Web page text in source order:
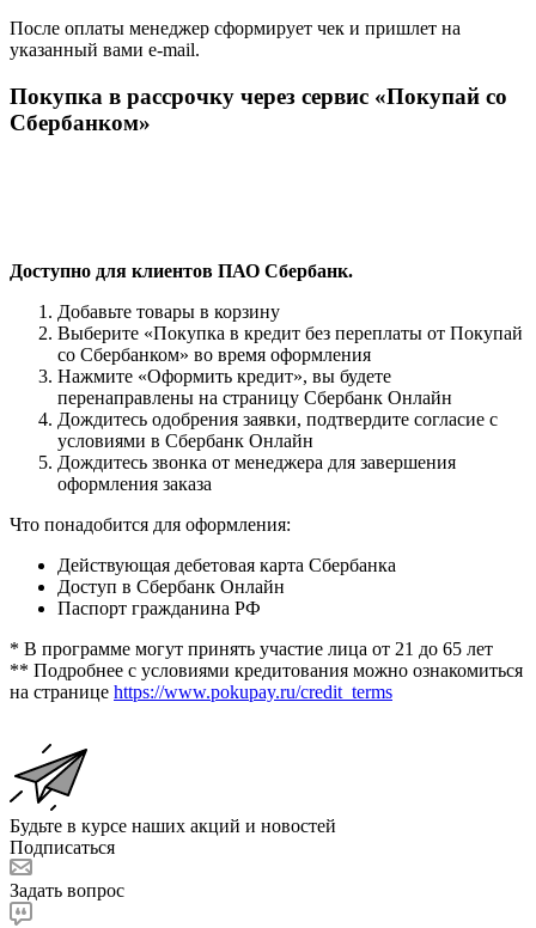
После оплаты менеджер сформирует чек и пришлет на
указанный вами e-mail.
Покупка в рассрочку через сервис «Покупай со
Сбербанком»
Доступно для клиентов ПАО Сбербанк.
Добавьте товары в корзину
Выберите «Покупка в кредит без переплаты от Покупай
со Сбербанком» во время оформления
Нажмите «Оформить кредит», вы будете
перенаправлены на страницу Сбербанк Онлайн
Дождитесь одобрения заявки, подтвердите согласие с
условиями в Сбербанк Онлайн
Дождитесь звонка от менеджера для завершения
оформления заказа
Что понадобится для оформления:
Действующая дебетовая карта Сбербанка
Доступ в Сбербанк Онлайн
Паспорт гражданина РФ
* В программе могут принять участие лица от 21 до 65 лет
** Подробнее с условиями кредитования можно ознакомиться
на странице https://www.pokupay.ru/credit_terms
Будьте в курсе наших акций и новостей
Подписаться
Задать вопрос